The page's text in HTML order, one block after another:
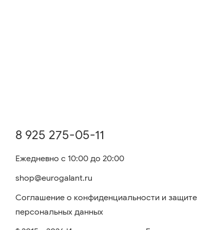
8 925 275-05-11
Ежедневно с 10:00 до 20:00
shop@eurogalant.ru
Соглашение о конфиденциальности и защите
персональных данных